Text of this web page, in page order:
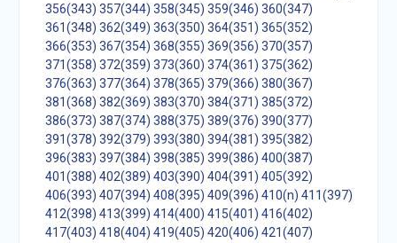
356(343) 357(344) 358(345) 359(346) 360(347)
361(348) 362(349) 363(350) 364(351) 365(352)
366(353) 367(354) 368(355) 369(356) 370(357)
371(358) 372(359) 373(360) 374(361) 375(362)
376(363) 377(364) 378(365) 379(366) 380(367)
381(368) 382(369) 383(370) 384(371) 385(372)
386(373) 387(374) 388(375) 389(376) 390(377)
391(378) 392(379) 393(380) 394(381) 395(382)
396(383) 397(384) 398(385) 399(386) 400(387)
401(388) 402(389) 403(390) 404(391) 405(392)
406(393) 407(394) 408(395) 409(396) 410(n) 411(397)
412(398) 413(399) 414(400) 415(401) 416(402)
417(403) 418(404) 419(405) 420(406) 421(407)